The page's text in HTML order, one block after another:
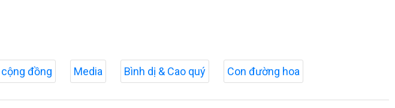
đồng Media Bình dị & Cao quý Con đường hoa